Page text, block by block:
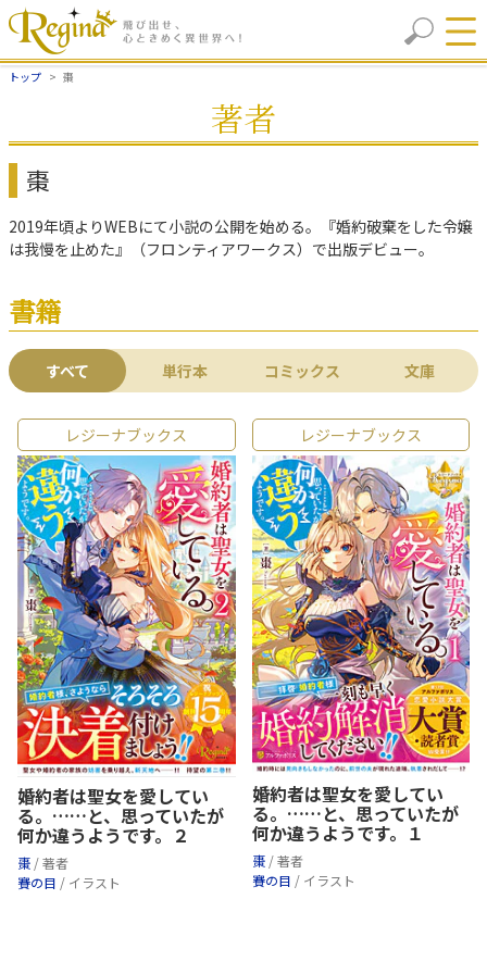
トップ 棗
著者
棗
2019年頃よりWEBにて小説の公開を始める。『婚約破棄をした令嬢
は我慢を止めた』（フロンティアワークス）で出版デビュー。
書籍
すべて 単行本 コミックス 文庫
レジーナブックス
婚約者は聖女を愛してい
る。……と、思っていたが
何か違うようです。２
棗 / 著者
賽の目 / イラスト
レジーナブックス
婚約者は聖女を愛してい
る。……と、思っていたが
何か違うようです。１
棗 / 著者
賽の目 / イラスト